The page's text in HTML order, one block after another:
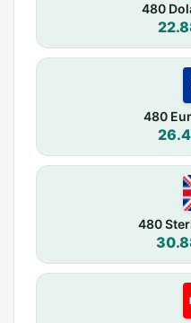
480
480
480